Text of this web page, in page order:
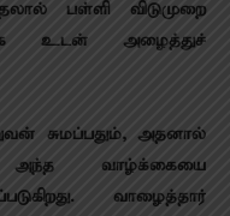
பள்ளி விடுமுறை
உடன் அழைத்துச்
சுமப்பதும், அதனால்
அந்த வாழ்க்கையை
வாழைத்தார்